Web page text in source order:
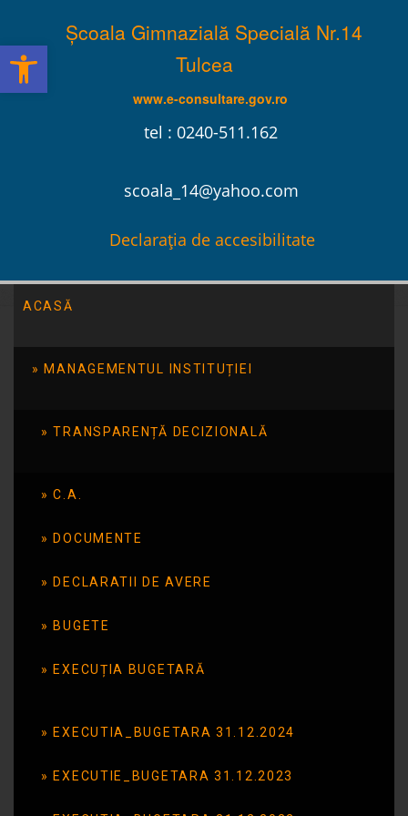
Școala Gimnazială Specială Nr.14
Tulcea
www.e-consultare.gov.ro
tel : 0240-511.162
scoala_14@yahoo.com
Declarația de accesibilitate
ACASĂ
MANAGEMENTUL INSTITUȚIEI
TRANSPARENȚĂ DECIZIONALĂ
C.A.
DOCUMENTE
DECLARATII DE AVERE
BUGETE
EXECUȚIA BUGETARĂ
EXECUTIA_BUGETARA 31.12.2024
EXECUTIE_BUGETARA 31.12.2023
intinsa unui prieten –
Publicat în data de: 2 aprilie 2015
Deschide bara de unelte